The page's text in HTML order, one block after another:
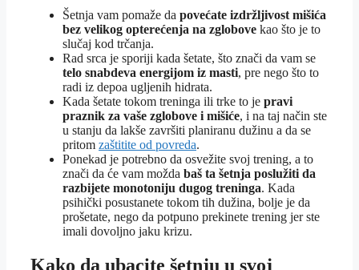
Šetnja vam pomaže da povećate izdržljivost mišića
bez velikog opterećenja na zglobove kao što je to
slučaj kod trčanja.
Rad srca je sporiji kada šetate, što znači da vam se
telo snabdeva energijom iz masti, pre nego što to
radi iz depoa ugljenih hidrata.
Kada šetate tokom treninga ili trke to je pravi
praznik za vaše zglobove i mišiće, i na taj način ste
u stanju da lakše završiti planiranu dužinu a da se
pritom zaštitite od povreda.
Ponekad je potrebno da osvežite svoj trening, a to
znači da će vam možda baš ta šetnja poslužiti da
razbijete monotoniju dugog treninga. Kada
psihički posustanete tokom tih dužina, bolje je da
prošetate, nego da potpuno prekinete trening jer ste
imali dovoljno jaku krizu.
Kako da ubacite šetnju u svoj